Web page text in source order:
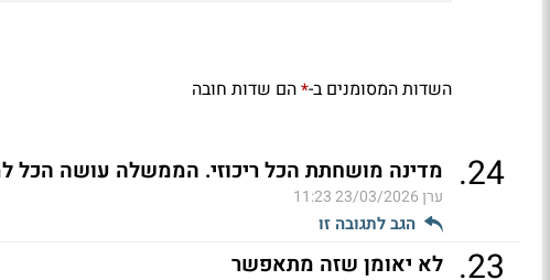
השדות המסומנים ב-*הם שדות חובה
24
. מדינה מושחתת הכל ריכוזי. הממשלה עושה הכל
ערן23/03/2026 11:23
הגב לתגובה זו
23
. לא יאומן שזה מתאפשר